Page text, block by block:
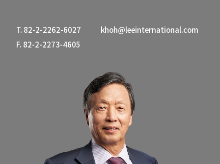
T. 82-2-2262-6027
F. 82-2-2273-4605
khoh@leeinternational.com